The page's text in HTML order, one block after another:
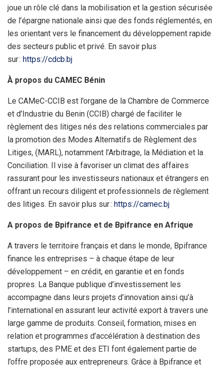
joue un rôle clé dans la mobilisation et la gestion sécurisée
de l’épargne nationale ainsi que des fonds réglementés, en
les orientant vers le financement du développement rapide
des secteurs public et privé. En savoir plus
sur : https://cdcb.bj
À propos du CAMEC Bénin
Le CAMeC-CCIB est l’organe de la Chambre de Commerce
et d’Industrie du Benin (CCIB) chargé de faciliter le
règlement des litiges nés des relations commerciales par
la promotion des Modes Alternatifs de Règlement des
Litiges, (MARL), notamment l’Arbitrage, la Médiation et la
Conciliation. Il vise à favoriser un climat des affaires
rassurant pour les investisseurs nationaux et étrangers en
offrant un recours diligent et professionnels de règlement
des litiges. En savoir plus sur : https://camec.bj
A propos de Bpifrance et de Bpifrance en Afrique
A travers le territoire français et dans le monde, Bpifrance
finance les entreprises – à chaque étape de leur
développement – en crédit, en garantie et en fonds
propres. La Banque publique d’investissement les
accompagne dans leurs projets d’innovation ainsi qu’à
l’international en assurant leur activité export à travers une
large gamme de produits. Conseil, formation, mises en
relation et programmes d’accélération à destination des
startups, des PME et des ETI font également partie de
l’offre proposée aux entrepreneurs. Grâce à Bpifrance et